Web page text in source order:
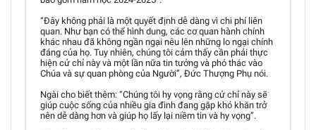
“Đây không phải là một quyết định dễ dàng vì chi phí liên
quan. Như bạn có thể hình dung, các cơ quan hành chính
khác nhau đã không ngần ngại nêu lên những lo ngại chính
đáng của họ. Tuy nhiên, chúng tôi cảm thấy cần phải thực
hiện cử chỉ này và một lần nữa tin tưởng và phó thác vào
Chúa và sự quan phòng của Người”, Đức Thượng Phụ nói.
Ngài cho biết thêm: “Chúng tôi hy vọng rằng cử chỉ này sẽ
giúp cuộc sống của nhiều gia đình đang gặp khó khăn trở
nên dễ dàng hơn và giúp họ lấy lại niềm tin và hy vọng”.